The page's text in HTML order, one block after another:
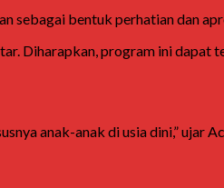
sebagai bentuk perhatian dan
Diharapkan, program ini dapat
anak-anak di usia dini,” ujar